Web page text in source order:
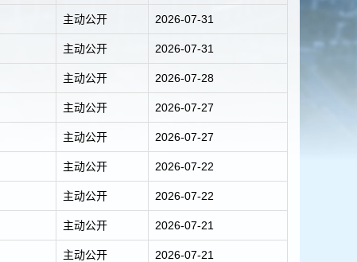
主动公开 2026-07-31
主动公开 2026-07-31
主动公开 2026-07-28
主动公开 2026-07-27
主动公开 2026-07-27
主动公开 2026-07-22
主动公开 2026-07-22
主动公开 2026-07-21
主动公开 2026-07-21